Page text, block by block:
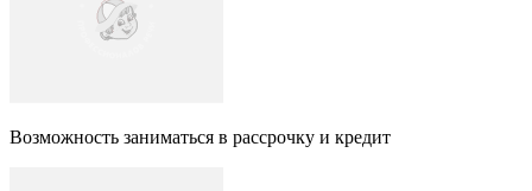
Возможность заниматься в рассрочку и кредит